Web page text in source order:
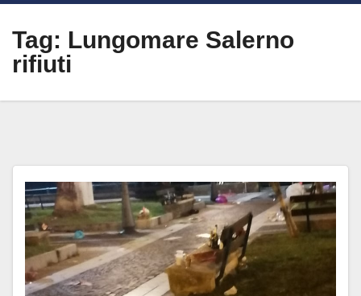
Tag: Lungomare Salerno
rifiuti